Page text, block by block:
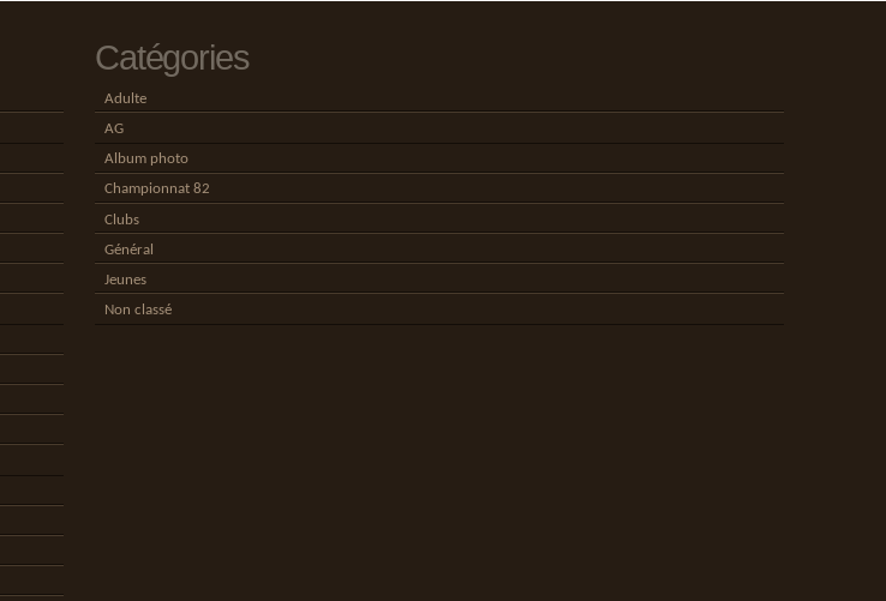
Catégories
Adulte
AG
Album photo
Championnat 82
Clubs
Général
Jeunes
Non classé